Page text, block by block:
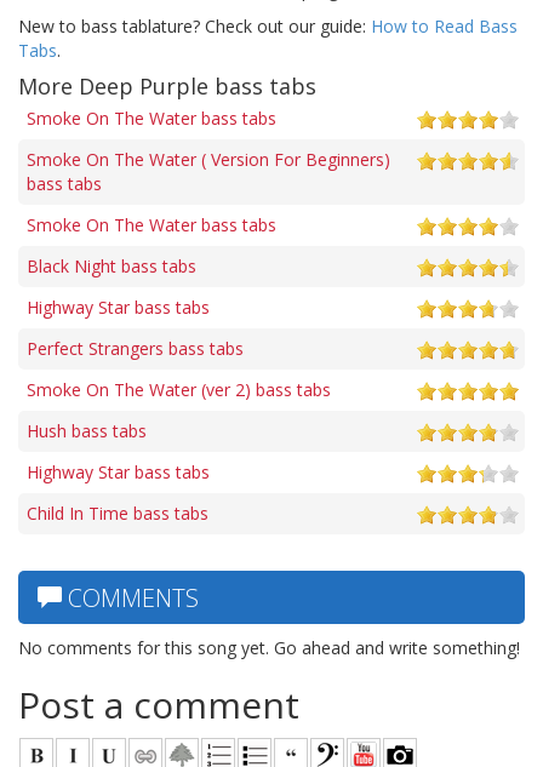
New to bass tablature? Check out our guide: How to Read Bass
Tabs.
More Deep Purple bass tabs
Smoke On The Water bass tabs
Smoke On The Water ( Version For Beginners)
bass tabs
Smoke On The Water bass tabs
Black Night bass tabs
Highway Star bass tabs
Perfect Strangers bass tabs
Smoke On The Water (ver 2) bass tabs
Hush bass tabs
Highway Star bass tabs
Child In Time bass tabs
COMMENTS
No comments for this song yet. Go ahead and write something!
Post a comment